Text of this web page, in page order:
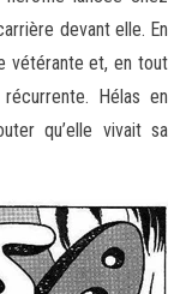
devant elle. En
vétérante et, en tout
Hélas en
qu’elle vivait sa